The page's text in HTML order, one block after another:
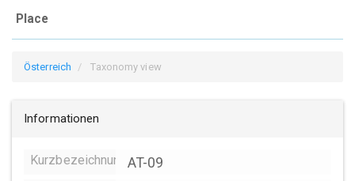
Place
Österreich Taxonomy view
Informationen
Kurzbezeichnung AT-09